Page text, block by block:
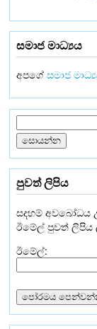
සමාජ මාධ්‍යය
අපගේසමාජ
පුවත් ලිපිය
සදහම් අවබෝධය
ඊමේල් පුවත්
ඊමේල්: